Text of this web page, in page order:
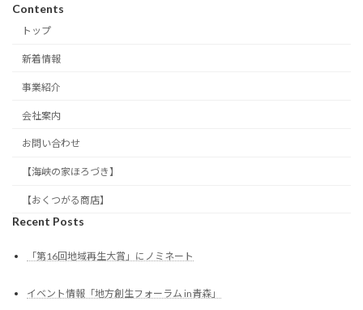
Contents
トップ
新着情報
事業紹介
会社案内
お問い合わせ
【海峡の家ほろづき】
【おくつがる商店】
Recent Posts
「第16回地域再生大賞」にノミネート
イベント情報「地方創生フォーラム in青森」